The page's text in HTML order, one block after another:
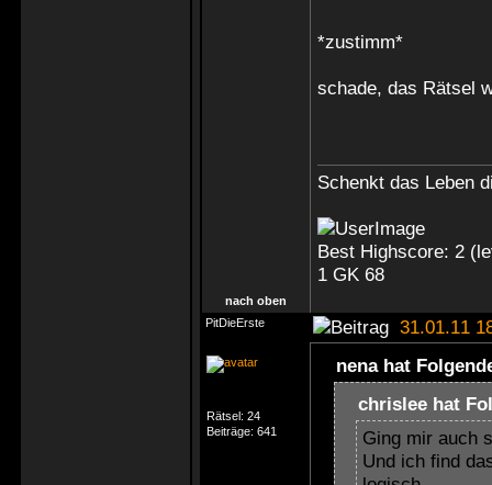
*zustimm*
schade, das Rätsel
Schenkt das Leben
Best Highscore: 2
1 GK 68
nach oben
PitDieErste
31.01.11
Rätsel: 24
Beiträge: 641
nena hat
chrislee hat
Ging mir auch
Und ich find